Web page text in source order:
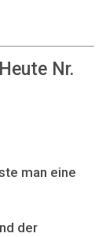
Nr.
man eine
der